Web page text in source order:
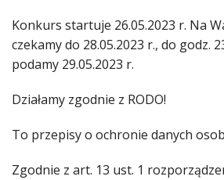
Konkurs startuje 26.05.2023 r. Na
czekamy do 28.05.2023 r., do godz.
podamy 29.05.2023 r.
Działamy zgodnie z RODO!
To przepisy o ochronie danych
Zgodnie z art. 13 ust. 1